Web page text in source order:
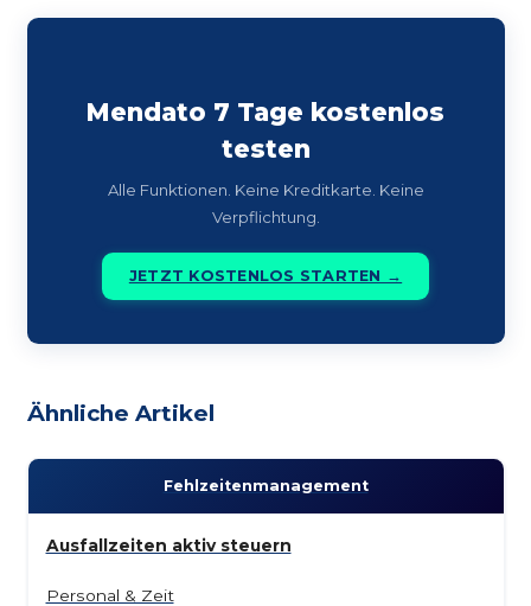
Mendato 7 Tage kostenlos
testen
Alle Funktionen. Keine Kreditkarte. Keine
Verpflichtung.
JETZT KOSTENLOS STARTEN →
Ähnliche Artikel
Fehlzeiten­management
Ausfallzeiten aktiv steuern
Personal & Zeit